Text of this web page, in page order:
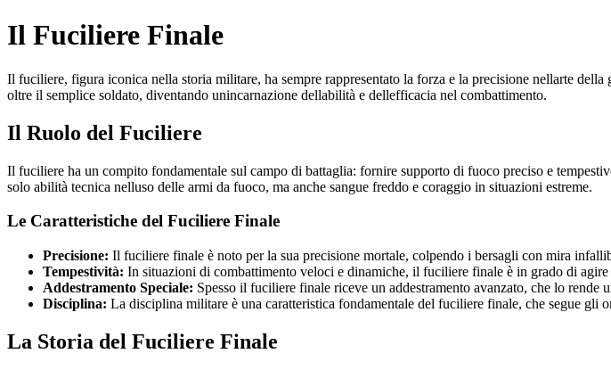
Il Fuciliere Finale
Il fuciliere, figura iconica nella storia militare, ha sempre rappresentato la forza e la precisione nellarte
oltre il semplice soldato, diventando unincarnazione dellabilità e dellefficacia nel combattimento.
Il Ruolo del Fuciliere
Il fuciliere ha un compito fondamentale sul campo di battaglia: fornire supporto di fuoco preciso e
solo abilità tecnica nelluso delle armi da fuoco, ma anche sangue freddo e coraggio in situazioni estreme.
Le Caratteristiche del Fuciliere Finale
Precisione: Il fuciliere finale è noto per la sua precisione mortale, colpendo i bersagli con mira
Tempestività: In situazioni di combattimento veloci e dinamiche, il fuciliere finale è in grado di agire
Addestramento Speciale: Spesso il fuciliere finale riceve un addestramento avanzato, che lo rende
Disciplina: La disciplina militare è una caratteristica fondamentale del fuciliere finale, che segue gli
La Storia del Fuciliere Finale